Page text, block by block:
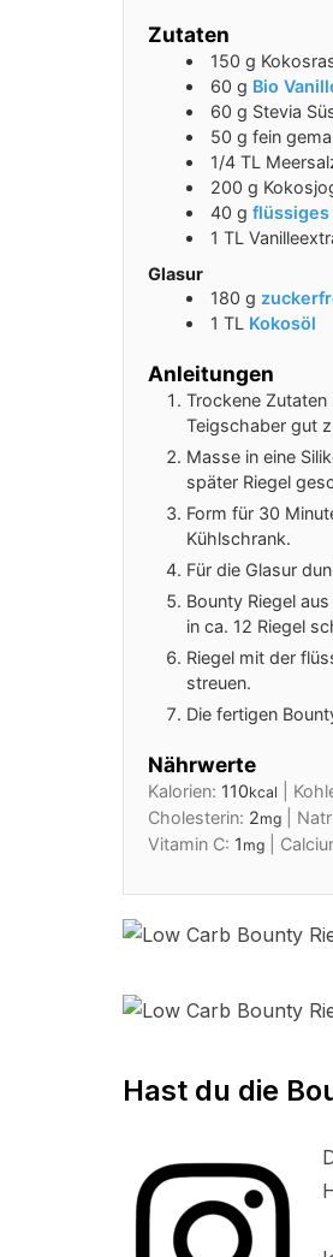
Zutaten
150g
60 g Bio
60 g Stevia
50 g fein
1/4 TL
200 g
40 g flüssiges
1 TL
Glasur
180 g
1 TL Kokosöl
Anleitungen
Trockene
Teigschaber gut
Masse in eine
später Riegel
Form für 30
Kühlschrank.
Für die Glasur
Bounty Riegel
in ca. 12 Riegel
Riegel mit der
streuen.
Die fertigen
Nährwerte
Kalorien: 110kcal
Cholesterin: 2mg
Vitamin C: 1 mg
Hast du die